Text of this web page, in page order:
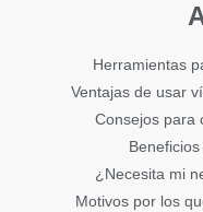
Herramientas
Ventajas de usar
Consejos para
¿Necesita mi
Motivos por los